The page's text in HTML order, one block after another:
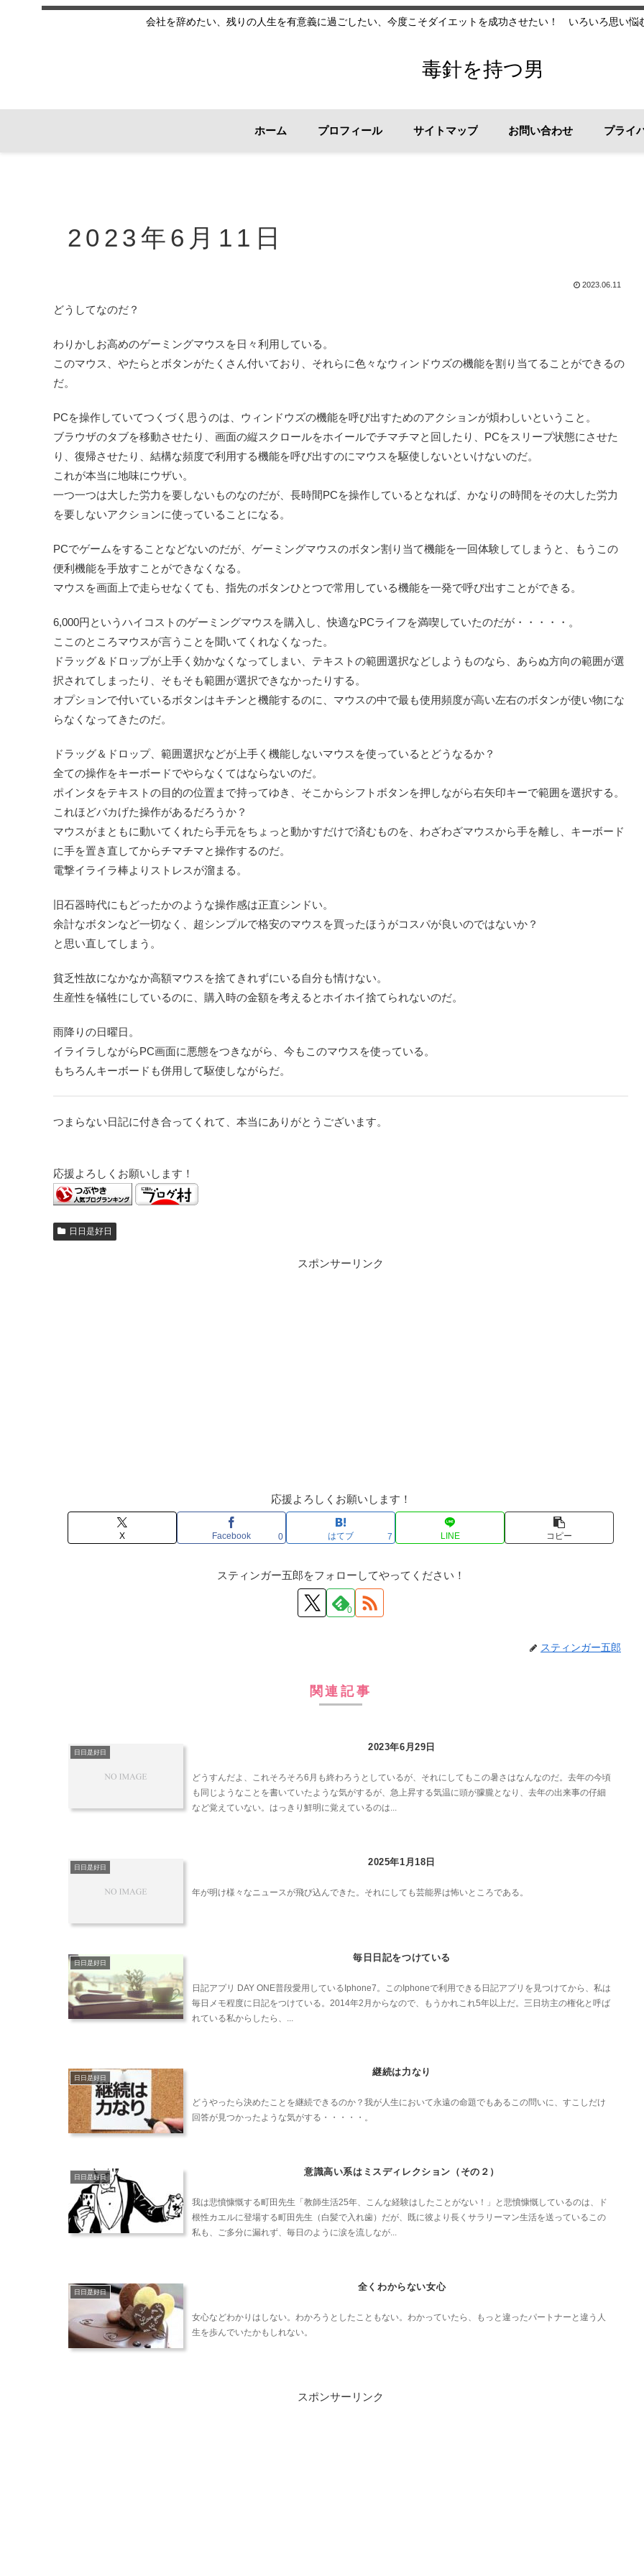
会社を辞めたい、残りの人生を有意義に過ごしたい、今度こそダイエットを成功させたい！ いろいろ思い悩
毒針を持つ男
ホーム プロフィール サイトマップ お問い合わせ プライ
2023年6月11日
2023.06.11
どうしてなのだ？
わりかしお高めのゲーミングマウスを日々利用している。
このマウス、やたらとボタンがたくさん付いており、それらに色々なウィンドウズの機能を割り当てることができるの
だ。
PCを操作していてつくづく思うのは、ウィンドウズの機能を呼び出すためのアクションが煩わしいということ。
ブラウザのタブを移動させたり、画面の縦スクロールをホイールでチマチマと回したり、PCをスリープ状態にさせた
り、復帰させたり、結構な頻度で利用する機能を呼び出すのにマウスを駆使しないといけないのだ。
これが本当に地味にウザい。
一つ一つは大した労力を要しないものなのだが、長時間PCを操作しているとなれば、かなりの時間をその大した労力
を要しないアクションに使っていることになる。
PCでゲームをすることなどないのだが、ゲーミングマウスのボタン割り当て機能を一回体験してしまうと、もうこの
便利機能を手放すことができなくなる。
マウスを画面上で走らせなくても、指先のボタンひとつで常用している機能を一発で呼び出すことができる。
6,000円というハイコストのゲーミングマウスを購入し、快適なPCライフを満喫していたのだが・・・・・。
ここのところマウスが言うことを聞いてくれなくなった。
ドラッグ＆ドロップが上手く効かなくなってしまい、テキストの範囲選択などしようものなら、あらぬ方向の範囲が選
択されてしまったり、そもそも範囲が選択できなかったりする。
オプションで付いているボタンはキチンと機能するのに、マウスの中で最も使用頻度が高い左右のボタンが使い物にな
らなくなってきたのだ。
ドラッグ＆ドロップ、範囲選択などが上手く機能しないマウスを使っているとどうなるか？
全ての操作をキーボードでやらなくてはならないのだ。
ポインタをテキストの目的の位置まで持ってゆき、そこからシフトボタンを押しながら右矢印キーで範囲を選択する。
これほどバカげた操作があるだろうか？
マウスがまともに動いてくれたら手元をちょっと動かすだけで済むものを、わざわざマウスから手を離し、キーボード
に手を置き直してからチマチマと操作するのだ。
電撃イライラ棒よりストレスが溜まる。
旧石器時代にもどったかのような操作感は正直シンドい。
余計なボタンなど一切なく、超シンプルで格安のマウスを買ったほうがコスパが良いのではないか？
と思い直してしまう。
貧乏性故になかなか高額マウスを捨てきれずにいる自分も情けない。
生産性を犠牲にしているのに、購入時の金額を考えるとホイホイ捨てられないのだ。
雨降りの日曜日。
イライラしながらPC画面に悪態をつきながら、今もこのマウスを使っている。
もちろんキーボードも併用して駆使しながらだ。
つまらない日記に付き合ってくれて、本当にありがとうございます。
応援よろしくお願いします！
日日是好日
スポンサーリンク
応援よろしくお願いします！
X Facebook 0 はてブ 7 LINE コピー
スティンガー五郎をフォローしてやってください！
0
スティンガー五郎
関連記事
日日是好日
2023年6月29日
どうすんだよ、これそろそろ6月も終わろうとしているが、それにしてもこの暑さはなんなのだ。去年の今頃
も同じようなことを書いていたような気がするが、急上昇する気温に頭が朦朧となり、去年の出来事の仔細
など覚えていない。はっきり鮮明に覚えているのは...
日日是好日
2025年1月18日
年が明け様々なニュースが飛び込んできた。それにしても芸能界は怖いところである。
日日是好日
毎日日記をつけている
日記アプリ DAY ONE普段愛用しているIphone7。このIphoneで利用できる日記アプリを見つけてから、私は
毎日メモ程度に日記をつけている。2014年2月からなので、もうかれこれ5年以上だ。三日坊主の権化と呼ば
れている私からしたら、...
日日是好日
継続は力なり
どうやったら決めたことを継続できるのか？我が人生において永遠の命題でもあるこの問いに、すこしだけ
回答が見つかったような気がする・・・・・。
日日是好日
意識高い系はミスディレクション（その２）
我は悲憤慷慨する町田先生「教師生活25年、こんな経験はしたことがない！」と悲憤慷慨しているのは、ド
根性カエルに登場する町田先生（白髪で入れ歯）だが、既に彼より長くサラリーマン生活を送っているこの
私も、ご多分に漏れず、毎日のように涙を流しなが...
日日是好日
全くわからない女心
女心などわかりはしない。わかろうとしたこともない。わかっていたら、もっと違ったパートナーと違う人
生を歩んでいたかもしれない。
スポンサーリンク